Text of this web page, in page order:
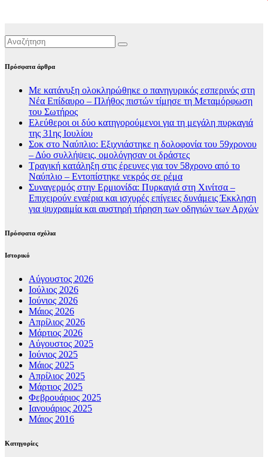
Πρόσφατα άρθρα
Με κατάνυξη ολοκληρώθηκε ο πανηγυρικός εσπερινός στη
Νέα Επίδαυρο – Πλήθος πιστών τίμησε τη Μεταμόρφωση
του Σωτήρος
Ελεύθεροι οι δύο κατηγορούμενοι για τη μεγάλη πυρκαγιά
της 31ης Ιουλίου
Σοκ στο Ναύπλιο: Εξιχνιάστηκε η δολοφονία του 59χρονου
– Δύο συλλήψεις, ομολόγησαν οι δράστες
Τραγική κατάληξη στις έρευνες για τον 58χρονο από το
Ναύπλιο – Εντοπίστηκε νεκρός σε ρέμα
Συναγερμός στην Ερμιονίδα: Πυρκαγιά στη Χινίτσα –
Επιχειρούν εναέρια και ισχυρές επίγειες δυνάμεις Έκκληση
για ψυχραιμία και αυστηρή τήρηση των οδηγιών των Αρχών
Πρόσφατα σχόλια
Ιστορικό
Αύγουστος 2026
Ιούλιος 2026
Ιούνιος 2026
Μάιος 2026
Απρίλιος 2026
Μάρτιος 2026
Αύγουστος 2025
Ιούνιος 2025
Μάιος 2025
Απρίλιος 2025
Μάρτιος 2025
Φεβρουάριος 2025
Ιανουάριος 2025
Μάιος 2016
Kατηγορίες